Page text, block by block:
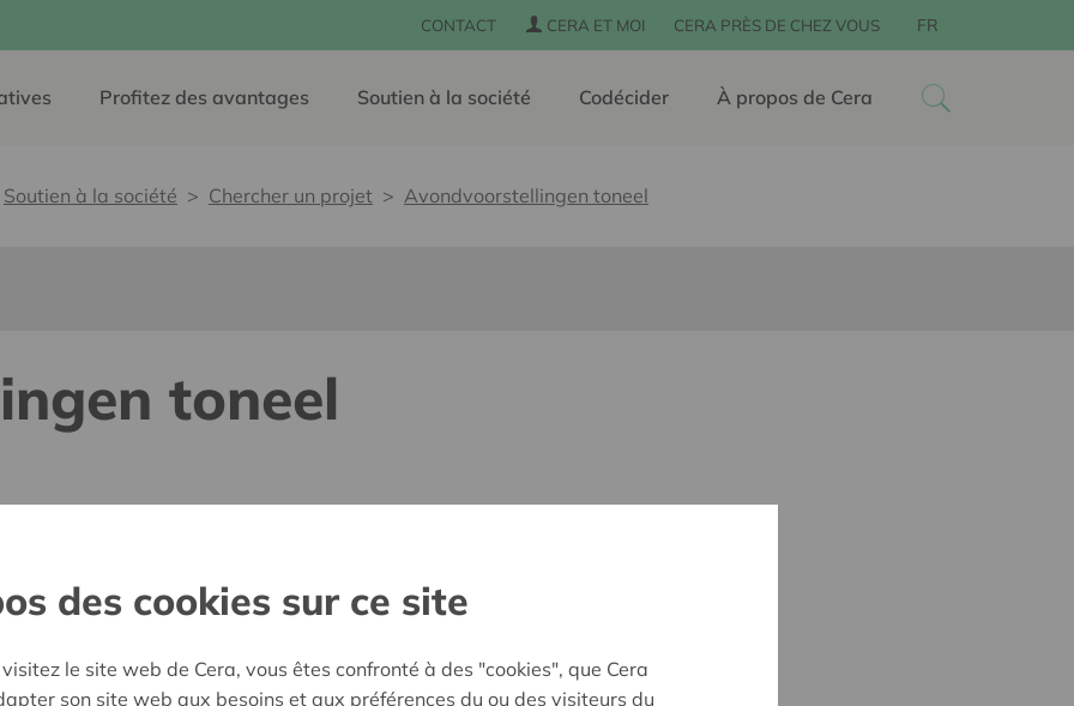
CONTACT CERA ET MOI CERA PRÈS DE CHEZ VOUS FR
Profitez des avantages Soutien à la société Codécider À propos de Cera
Soutien à la société Chercher un projet Avondvoorstellingen toneel
toneel
pour tous
Rupel
Approuvé
des cookies sur ce site
le site web de Cera, vous êtes confronté à des "cookies", que Cera
son site web aux besoins et aux préférences du ou des visiteurs du